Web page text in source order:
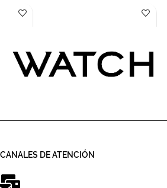
CANALES DE ATENCIÓN